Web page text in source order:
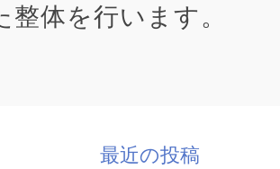
体を行います。
最近の投稿